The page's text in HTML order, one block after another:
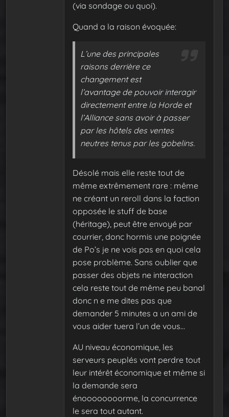
(via sondage ou quoi).
Quand a la raison évoquée:
L’une des principales
raisons derrière ce
changement est
l’avantage de pouvoir interagir
directement entre la Horde et
l’Alliance sans avoir à passer
par les hôtels des ventes
neutres tenus par les gobelins.
Désolé mais elle reste tout de
même extrêmement rare : même
ne créant un reroll dans la faction
opposée le stuff de base
(héritage), peut être envoyé par
courrier, donc hormis une poignée
de Po’s je ne vois pas en quoi cela
pose problème. Sans oublier que
passer des objets ne interaction
cela reste tout de même peu banal
donc n e me dites pas que
demander 5 minutes a un ami de
vous aider tuera l’un de vous…
AU niveau économique, les
serveurs peuplés vont perdre tout
leur intérêt économique et même si
la demande sera
énoooooooorme, la concurrence
le sera tout autant.